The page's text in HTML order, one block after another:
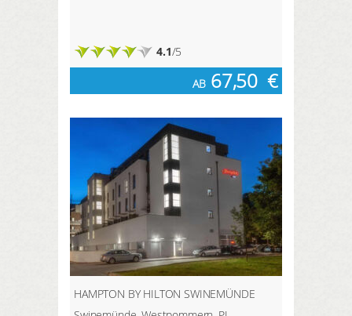
4.1/5
AB 67,50 €
HAMPTON BY HILTON SWINEMÜNDE